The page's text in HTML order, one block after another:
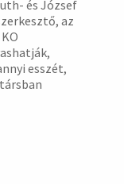
és József
az
esszét,